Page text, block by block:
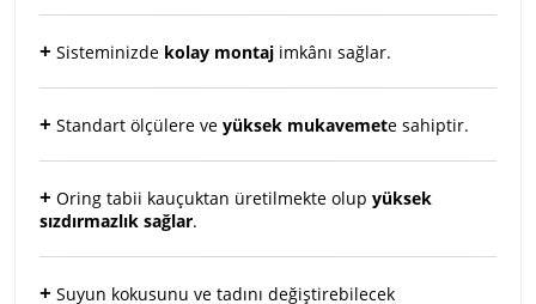
+ Sisteminizde kolay montaj imkânı sağlar.
+ Standart ölçülere ve yüksek mukavemete sahiptir.
+ Oring tabii kauçuktan üretilmekte olup yüksek
sızdırmazlık sağlar.
+ Suyun kokusunu ve tadını değiştirebilecek